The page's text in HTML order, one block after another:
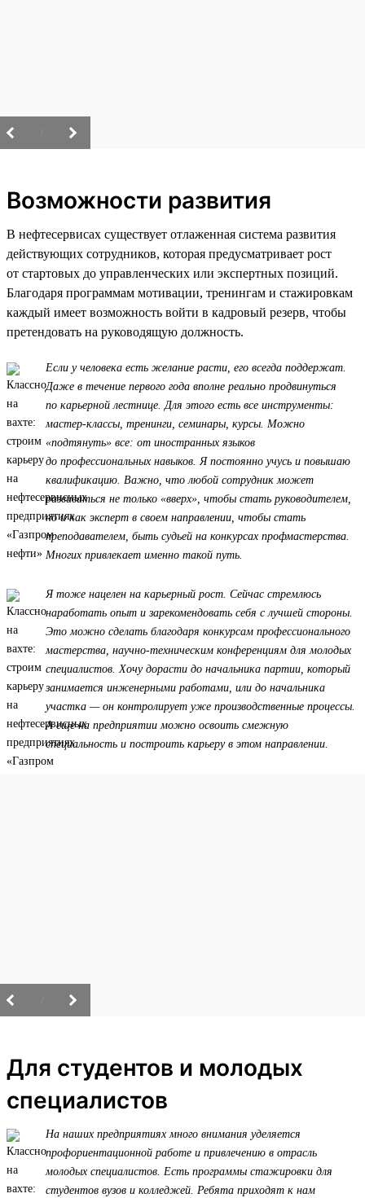
Возможности развития
В нефтесервисах существует отлаженная система развития
действующих сотрудников, которая предусматривает рост
от стартовых до управленческих или экспертных позиций.
Благодаря программам мотивации, тренингам и стажировкам
каждый имеет возможность войти в кадровый резерв, чтобы
претендовать на руководящую должность.
Если у человека есть желание расти, его всегда поддержат.
Даже в течение первого года вполне реально продвинуться
по карьерной лестнице. Для этого есть все инструменты:
мастер-классы, тренинги, семинары, курсы. Можно
«подтянуть» все: от иностранных языков
до профессиональных навыков. Я постоянно учусь и повышаю
квалификацию. Важно, что любой сотрудник может
развиваться не только «вверх», чтобы стать руководителем,
но и как эксперт в своем направлении, чтобы стать
преподавателем, быть судьей на конкурсах профмастерства.
Многих привлекает именно такой путь.
Я тоже нацелен на карьерный рост. Сейчас стремлюсь
наработать опыт и зарекомендовать себя с лучшей стороны.
Это можно сделать благодаря конкурсам профессионального
мастерства, научно-техническим конференциям для молодых
специалистов. Хочу дорасти до начальника партии, который
занимается инженерными работами, или до начальника
участка — он контролирует уже производственные процессы.
А еще на предприятии можно освоить смежную
специальность и построить карьеру в этом направлении.
Для студентов и молодых
специалистов
На наших предприятиях много внимания уделяется
профориентационной работе и привлечению в отрасль
молодых специалистов. Есть программы стажировки для
студентов вузов и колледжей. Ребята приходят к нам